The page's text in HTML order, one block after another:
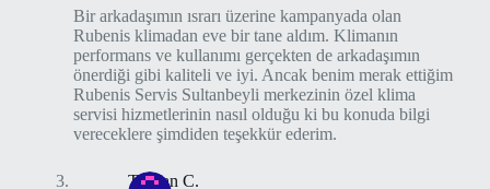
Bir arkadaşımın ısrarı üzerine kampanyada olan
Rubenis klimadan eve bir tane aldım. Klimanın
performans ve kullanımı gerçekten de arkadaşımın
önerdiği gibi kaliteli ve iyi. Ancak benim merak ettiğim
Rubenis Servis Sultanbeyli merkezinin özel klima
servisi hizmetlerinin nasıl olduğu ki bu konuda bilgi
vereceklere şimdiden teşekkür ederim.
Tuğsan C.